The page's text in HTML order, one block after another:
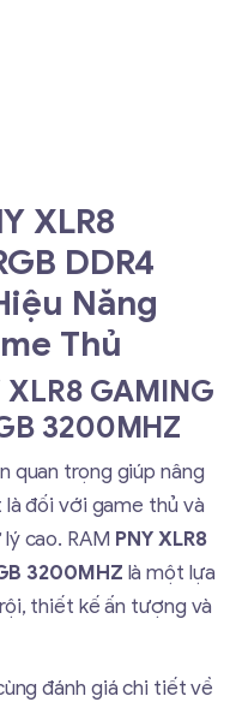
XLR8
DDR4
Năng
Thủ
GAMING
3200MHZ
quan trọng giúp nâng
đối với game thủ và
cao. RAM PNY XLR8
3200MHZ là một lựa
thiết kế ấn tượng và
đánh giá chi tiết về